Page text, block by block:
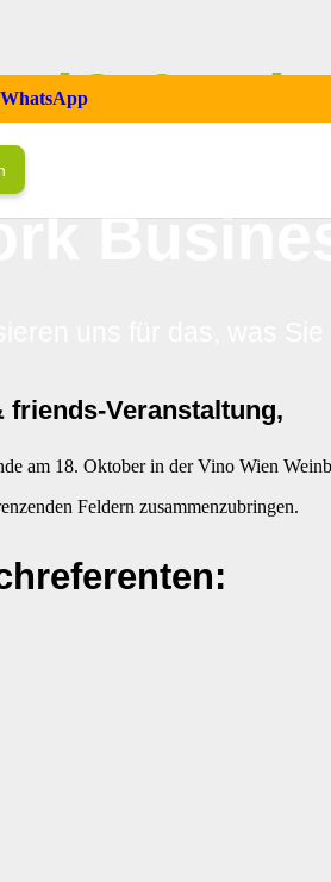
&
friends-Veranstaltung,
am 18. Oktober in der Vino Wien
Feldern zusammenzubringen.